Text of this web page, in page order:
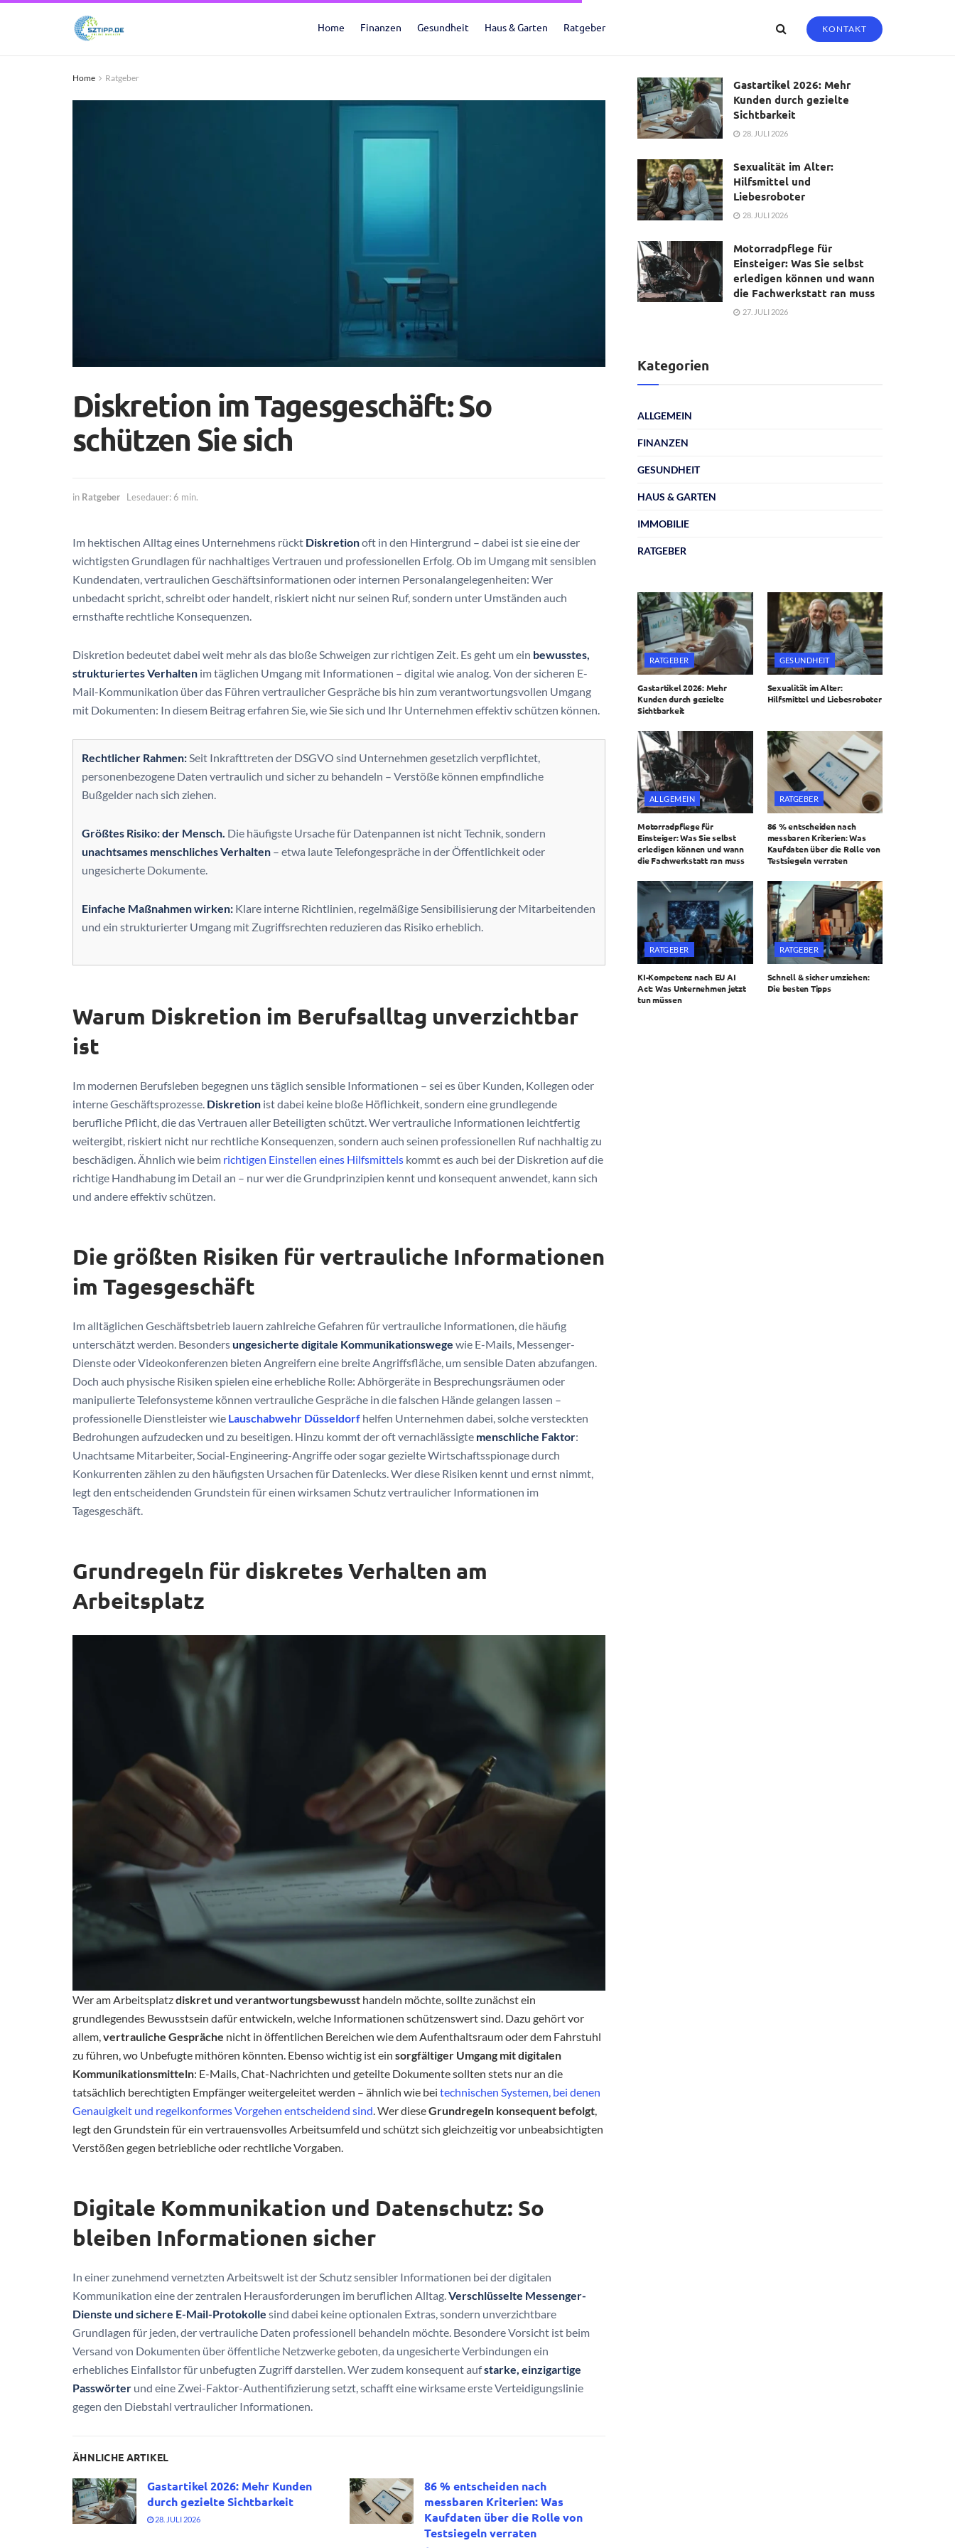
Home Finanzen Gesundheit Haus & Garten Ratgeber KONTAKT
Home Ratgeber
Diskretion im Tagesgeschäft: So
schützen Sie sich
in Ratgeber Lesedauer: 6 min.
Im hektischen Alltag eines Unternehmens rückt Diskretionoft in den Hintergrund – dabei ist sie eine der
wichtigsten Grundlagen für nachhaltiges Vertrauen und professionellen Erfolg. Ob im Umgang mit sensiblen
Kundendaten, vertraulichen Geschäftsinformationen oder internen Personalangelegenheiten: Wer
unbedacht spricht, schreibt oder handelt, riskiert nicht nur seinen Ruf, sondern unter Umständen auch
ernsthafte rechtliche Konsequenzen.
Diskretion bedeutet dabei weit mehr als das bloße Schweigen zur richtigen Zeit. Es geht um ein bewusstes,
strukturiertes Verhalten im täglichen Umgang mit Informationen – digital wie analog. Von der sicheren E-
Mail-Kommunikation über das Führen vertraulicher Gespräche bis hin zum verantwortungsvollen Umgang
mit Dokumenten: In diesem Beitrag erfahren Sie, wie Sie sich und Ihr Unternehmen effektiv schützen können.
Rechtlicher Rahmen:Seit Inkrafttreten der DSGVO sind Unternehmen gesetzlich verpflichtet,
personenbezogene Daten vertraulich und sicher zu behandeln – Verstöße können empfindliche
Bußgelder nach sich ziehen.
Größtes Risiko: der Mensch. Die häufigste Ursache für Datenpannen ist nicht Technik, sondern
unachtsames menschliches Verhalten – etwa laute Telefongespräche in der Öffentlichkeit oder
ungesicherte Dokumente.
Einfache Maßnahmen wirken: Klare interne Richtlinien, regelmäßige Sensibilisierung der Mitarbeitenden
und ein strukturierter Umgang mit Zugriffsrechten reduzieren das Risiko erheblich.
Warum Diskretion im Berufsalltag unverzichtbar
ist
Im modernen Berufsleben begegnen uns täglich sensible Informationen – sei es über Kunden, Kollegen oder
interne Geschäftsprozesse. Diskretion ist dabei keine bloße Höflichkeit, sondern eine grundlegende
berufliche Pflicht, die das Vertrauen aller Beteiligten schützt. Wer vertrauliche Informationen leichtfertig
weitergibt, riskiert nicht nur rechtliche Konsequenzen, sondern auch seinen professionellen Ruf nachhaltig zu
beschädigen. Ähnlich wie beim richtigen Einstellen eines Hilfsmittels kommt es auch bei der Diskretion auf die
richtige Handhabung im Detail an – nur wer die Grundprinzipien kennt und konsequent anwendet, kann sich
und andere effektiv schützen.
Die größten Risiken für vertrauliche Informationen
im Tagesgeschäft
Im alltäglichen Geschäftsbetrieb lauern zahlreiche Gefahren für vertrauliche Informationen, die häufig
unterschätzt werden. Besondersungesicherte digitale Kommunikationswege wie E-Mails, Messenger-
Dienste oder Videokonferenzen bieten Angreifern eine breite Angriffsfläche, um sensible Daten abzufangen.
Doch auch physische Risiken spielen eine erhebliche Rolle: Abhörgeräte in Besprechungsräumen oder
manipulierte Telefonsysteme können vertrauliche Gespräche in die falschen Hände gelangen lassen –
professionelle Dienstleister wie Lauschabwehr Düsseldorf helfen Unternehmen dabei, solche versteckten
Bedrohungen aufzudecken und zu beseitigen. Hinzu kommt der oft vernachlässigte menschliche Faktor:
Unachtsame Mitarbeiter, Social-Engineering-Angriffe oder sogar gezielte Wirtschaftsspionage durch
Konkurrenten zählen zu den häufigsten Ursachen für Datenlecks. Wer diese Risiken kennt und ernst nimmt,
legt den entscheidenden Grundstein für einen wirksamen Schutz vertraulicher Informationen im
Tagesgeschäft.
Grundregeln für diskretes Verhalten am
Arbeitsplatz
Wer am Arbeitsplatzdiskret und verantwortungsbewusst handeln möchte, sollte zunächst ein
grundlegendes Bewusstsein dafür entwickeln, welche Informationen schützenswert sind. Dazu gehört vor
allem, vertrauliche Gespräche nicht in öffentlichen Bereichen wie dem Aufenthaltsraum oder dem Fahrstuhl
zu führen, wo Unbefugte mithören könnten. Ebenso wichtig ist ein sorgfältiger Umgang mit digitalen
Kommunikationsmitteln: E-Mails, Chat-Nachrichten und geteilte Dokumente sollten stets nur an die
tatsächlich berechtigten Empfänger weitergeleitet werden – ähnlich wie bei technischen Systemen, bei denen
Genauigkeit und regelkonformes Vorgehen entscheidend sind . Wer dieseGrundregeln konsequent befolgt
legt den Grundstein für ein vertrauensvolles Arbeitsumfeld und schützt sich gleichzeitig vor unbeabsichtigten
Verstößen gegen betriebliche oder rechtliche Vorgaben.
Digitale Kommunikation und Datenschutz: So
bleiben Informationen sicher
In einer zunehmend vernetzten Arbeitswelt ist der Schutz sensibler Informationen bei der digitalen
Kommunikation eine der zentralen Herausforderungen im beruflichen Alltag. Verschlüsselte Messenger-
Dienste und sichere E-Mail-Protokolle sind dabei keine optionalen Extras, sondern unverzichtbare
Grundlagen für jeden, der vertrauliche Daten professionell behandeln möchte. Besondere Vorsicht ist beim
Versand von Dokumenten über öffentliche Netzwerke geboten, da ungesicherte Verbindungen ein
erhebliches Einfallstor für unbefugten Zugriff darstellen. Wer zudem konsequent aufstarke, einzigartige
Passwörter und eine Zwei-Faktor-Authentifizierung setzt, schafft eine wirksame erste Verteidigungslinie
gegen den Diebstahl vertraulicher Informationen.
ÄHNLICHE ARTIKEL
Gastartikel 2026: Mehr Kunden
durch gezielte Sichtbarkeit
28. JULI 2026
86 % entscheiden nach
messbaren Kriterien: Was
Kaufdaten über die Rolle von
Testsiegeln verraten
Gastartikel 2026: Mehr
Kunden durch gezielte
Sichtbarkeit
28. JULI 2026
Sexualität im Alter:
Hilfsmittel und
Liebesroboter
28. JULI 2026
Motorradpflege für
Einsteiger: Was Sie selbst
erledigen können und wann
die Fachwerkstatt ran muss
27. JULI 2026
Kategorien
ALLGEMEIN
FINANZEN
GESUNDHEIT
HAUS & GARTEN
IMMOBILIE
RATGEBER
RATGEBER
Gastartikel 2026: Mehr
Kunden durch gezielte
Sichtbarkeit
GESUNDHEIT
Sexualität im Alter:
Hilfsmittel und Liebesroboter
ALLGEMEIN
Motorradpflege für
Einsteiger: Was Sie selbst
erledigen können und wann
die Fachwerkstatt ran muss
RATGEBER
86 % entscheiden nach
messbaren Kriterien: Was
Kaufdaten über die Rolle von
Testsiegeln verraten
RATGEBER
KI-Kompetenz nach EU AI
Act: Was Unternehmen jetzt
tun müssen
RATGEBER
Schnell & sicher umziehen:
Die besten Tipps